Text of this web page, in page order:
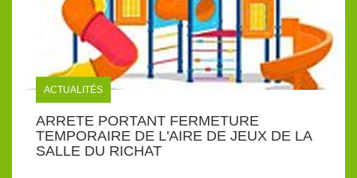
ACTUALITÉS
ARRETE PORTANT FERMETURE
TEMPORAIRE DE L'AIRE DE JEUX DE LA
SALLE DU RICHAT